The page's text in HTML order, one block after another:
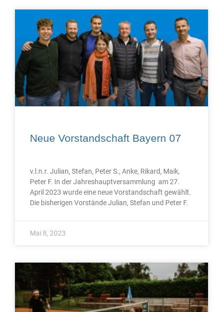
Neue Vorstandschaft Bayern 07
v.l.n.r. Julian, Stefan, Peter S., Anke, Rikard, Maik,
Peter F. In der Jahreshauptversammlung am 27.
April 2023 wurde eine neue Vorstandschaft gewählt.
Die bisherigen Vorstände Julian, Stefan und Peter F.
Mai 8, 2023